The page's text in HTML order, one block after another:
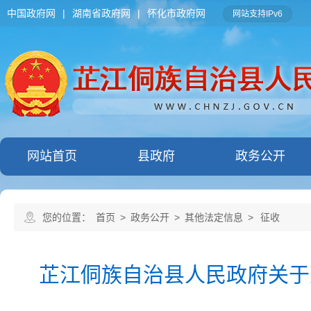
中国政府网 | 湖南省政府网 | 怀化市政府网 网站支持IPv6
网站首页 县政府 政务公开
您的位置： 首页 > 政务公开 > 其他法定信息 > 征收
芷江侗族自治县人民政府关